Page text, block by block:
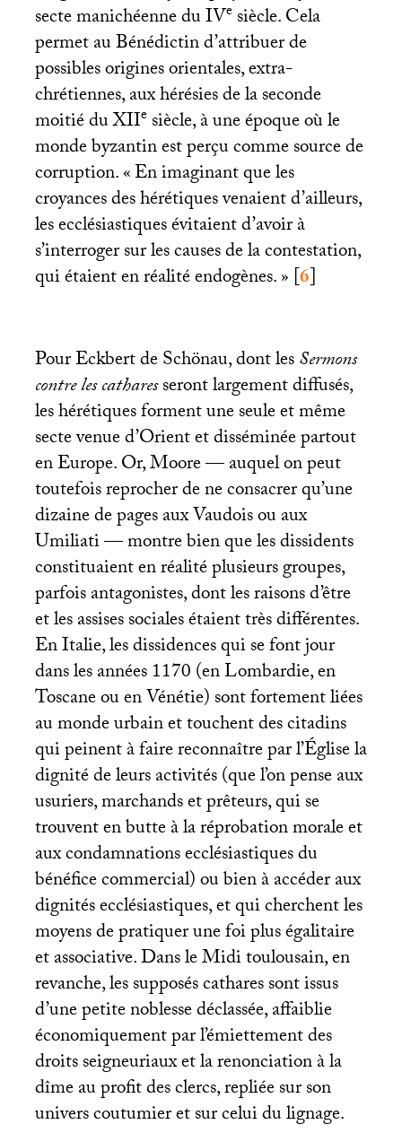
secte manichéenne duIVesiècle. Cela
permet au Bénédictin d’attribuer de
possibles origines orientales, extra-
chrétiennes, aux hérésies de la seconde
moitié duXIIesiècle, à une époque où le
monde byzantin est perçu comme source de
corruption. «En imaginant que les
croyances des hérétiques venaient d’ailleurs,
les ecclésiastiques évitaient d’avoir à
s’interroger sur les causes de la contestation,
qui étaient en réalité endogènes.»[6]
Pour Eckbert de Schönau, dont lesSermons
contre les catharesseront largement diffusés,
les hérétiques forment une seule et même
secte venue d’Orient et disséminée partout
en Europe. Or, Moore — auquel on peut
toutefois reprocher de ne consacrer qu’une
dizaine de pages aux Vaudois ou aux
Umiliati — montre bien que les dissidents
constituaient en réalité plusieurs groupes,
parfois antagonistes, dont les raisons d’être
et les assises sociales étaient très différentes.
En Italie, les dissidences qui se font jour
dans les années 1170 (en Lombardie, en
Toscane ou en Vénétie) sont fortement liées
au monde urbain et touchent des citadins
qui peinent à faire reconnaître par l’Église la
dignité de leurs activités (que l’on pense aux
usuriers, marchands et prêteurs, qui se
trouvent en butte à la réprobation morale et
aux condamnations ecclésiastiques du
bénéfice commercial) ou bien à accéder aux
dignités ecclésiastiques, et qui cherchent les
moyens de pratiquer une foi plus égalitaire
et associative. Dans le Midi toulousain, en
revanche, les supposés cathares sont issus
d’une petite noblesse déclassée, affaiblie
économiquement par l’émiettement des
droits seigneuriaux et la renonciation à la
dîme au profit des clercs, repliée sur son
univers coutumier et sur celui du lignage.